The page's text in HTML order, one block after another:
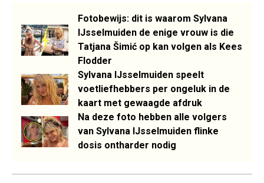
Fotobewijs: dit is waarom Sylvana
IJsselmuiden de enige vrouw is die
Tatjana Šimić op kan volgen als Kees
Flodder
Sylvana IJsselmuiden speelt
voetliefhebbers per ongeluk in de
kaart met gewaagde afdruk
Na deze foto hebben alle volgers
van Sylvana IJsselmuiden flinke
dosis ontharder nodig